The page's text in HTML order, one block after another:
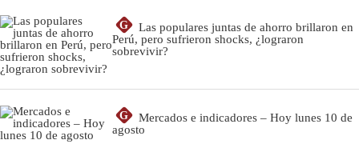
G
Las populares juntas de ahorro brillaron en
Perú, pero sufrieron shocks, ¿lograron
sobrevivir?
G
Mercados e indicadores – Hoy lunes 10 de
agosto